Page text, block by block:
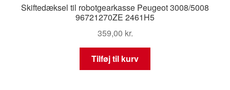
Skiftedæksel til robotgearkasse Peugeot 3008/5008
96721270ZE 2461H5
359,00 kr.
Tilføj til kurv